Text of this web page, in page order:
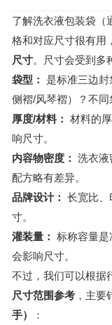
了解洗衣液包装袋（
格和对应尺寸很有用
尺寸。尺寸会受到多
袋型：
是标准三边
侧褶/风琴褶）？不同
厚度/材料： 材料的
响尺寸。
内容物密度： 洗衣液
配方略有差异。
品牌设计： 长宽比、
寸。
灌装量： 标称容量
会影响尺寸。
不过，我们可以根据
尺寸范围参考 ，主要
手）
：